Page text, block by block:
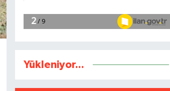
Yükleniyor...